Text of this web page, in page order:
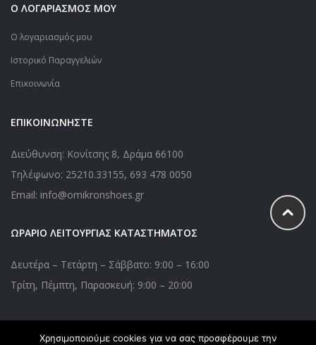
Ο ΛΟΓΑΡΙΑΣΜΟΣ ΜΟΥ
Ο λογαριασμός μου
Ιστορικό Παραγγελιών
Επικοινωνία
ΕΠΙΚΟΙΝΩΝΗΣΤΕ
Διεύθυνση: Κονίτσης 8, Δράμα 66100
Τηλέφωνο: 25210.33155, 693 478 0050
Email: info@omikronshoes.gr
ΩΡΑΡΙΟ ΛΕΙΤΟΥΡΓΙΑΣ ΚΑΤΑΣΤΗΜΑΤΟΣ
Δευτέρα – Τετάρτη – Σάββατο: 9:00 – 16:00
Τρίτη, Πέμπτη, Παρασκευή: 9:00 – 20:00
Χρησιμοποιούμε cookies για να σας προσφέρουμε την